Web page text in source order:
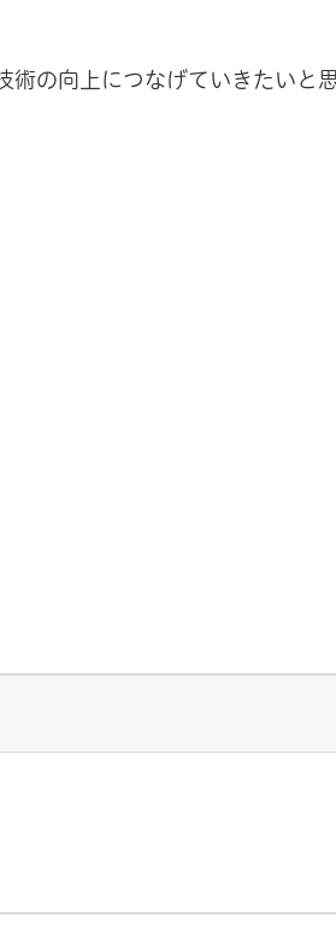
の向上につなげていきたいと思